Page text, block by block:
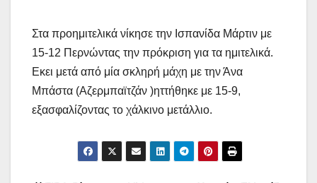
Στα προημιτελικά νίκησε την Ισπανίδα Μάρτιν με
15-12 Περνώντας την πρόκριση για τα ημιτελικά.
Εκει μετά από μία σκληρή μάχη με την Άνα
Μπάστα (Αζερμπαϊτζάν )ηττήθηκε με 15-9,
εξασφαλίζοντας το χάλκινο μετάλλιο.